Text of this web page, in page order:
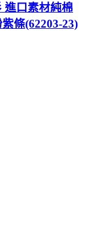
進口素材純棉
條(62203-23)